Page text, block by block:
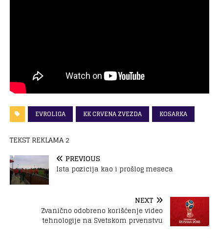
EVROLIGA KK CRVENA ZVEZDA KOSARKA
TEKST REKLAMA 2
PREVIOUS
Ista pozicija kao i prošlog meseca
NEXT
Zvanično odobreno korišćenje video
tehnologije na Svetskom prvenstvu